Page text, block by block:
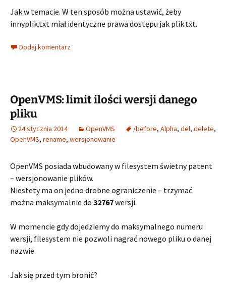
Jak w temacie. W ten sposób można ustawić, żeby
innyplik.txt miał identyczne prawa dostępu jak plik.txt.
Dodaj komentarz
OpenVMS: limit ilości wersji danego
pliku
24 stycznia 2014 OpenVMS /before, Alpha, del, delete,
OpenVMS, rename, wersjonowanie
OpenVMS posiada wbudowany w filesystem świetny patent
– wersjonowanie plików.
Niestety ma on jedno drobne ograniczenie – trzymać
można maksymalnie do 32767wersji.
W momencie gdy dojedziemy do maksymalnego numeru
wersji, filesystem nie pozwoli nagrać nowego pliku o danej
nazwie.
Jak się przed tym bronić?